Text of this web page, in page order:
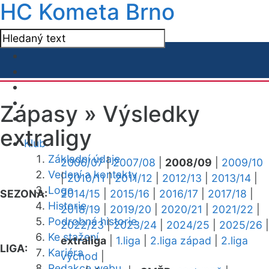
HC Kometa Brno
Klub
Základní údaje
Vedení a kontakty
Logo
Historie
Podrobná historie
Ke stažení
Kariéra
Zápasy » Výsledky
extraligy
SEZONA:
2006/07|2007/08 2008/09
2009/10
|2010/11|2011/12 2012/13 2013/14
2014/15
2015/16 2016/17 2017/18
2018/19
2019/20 2020/21 2021/22
2022/23|2023/24 2024/25 2025/26
LIGA:
extraliga 1.liga 2.liga západ
2.liga
východ